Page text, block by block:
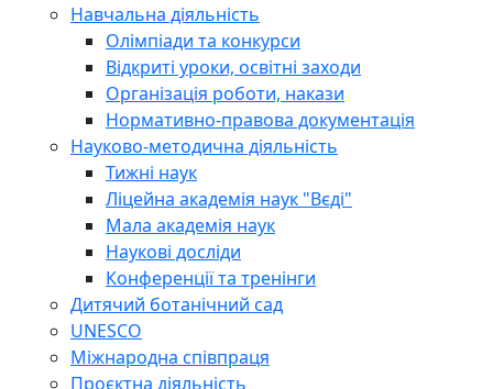
Навчальна діяльність
Олімпіади та конкурси
Відкриті уроки, освітні заходи
Організація роботи, накази
Нормативно-правова документація
Науково-методична діяльність
Тижні наук
Ліцейна академія наук "Вєді"
Мала академія наук
Наукові досліди
Конференції та тренінги
Дитячий ботанічний сад
UNESCO
Міжнародна співпраця
Проєктна діяльність